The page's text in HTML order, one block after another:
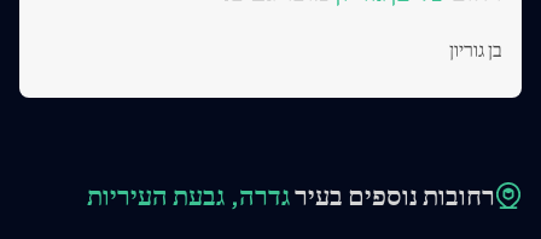
בן גוריון
רחובות נוספים בעירגדרה, גבעת העיריות